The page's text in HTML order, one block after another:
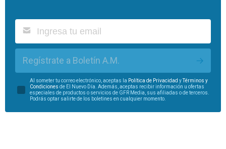
Regístrate a Boletín A.M.
Al someter tu correo electrónico, aceptas la Política de Privacidad yTérminos y
Condiciones de El Nuevo Día. Además, aceptas recibir información u ofertas
especiales de productos o servicios de GFR Media, sus afiliadas o de terceros.
Podrás optar salirte de los boletines en cualquier momento.